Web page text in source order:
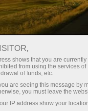
Трейдерам
Анализ
shows that you are
from using the services
of funds, etc.
are seeing this message by
you must leave the
IP address show your